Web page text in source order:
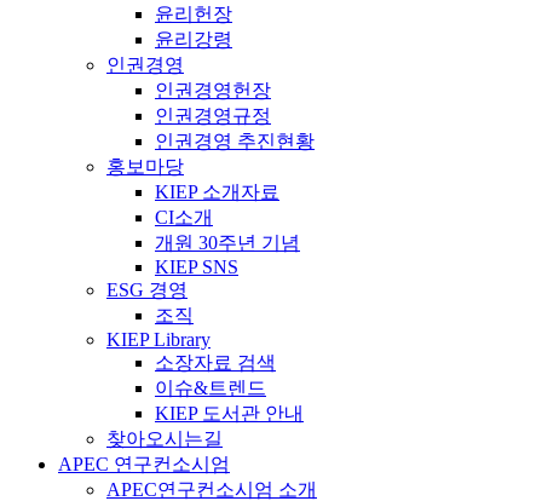
윤리헌장
윤리강령
인권경영
인권경영헌장
인권경영규정
인권경영 추진현황
홍보마당
KIEP 소개자료
CI소개
개원 30주년 기념
KIEP SNS
ESG 경영
조직
KIEP Library
소장자료 검색
이슈&트렌드
KIEP 도서관 안내
찾아오시는길
APEC 연구컨소시엄
APEC연구컨소시엄 소개